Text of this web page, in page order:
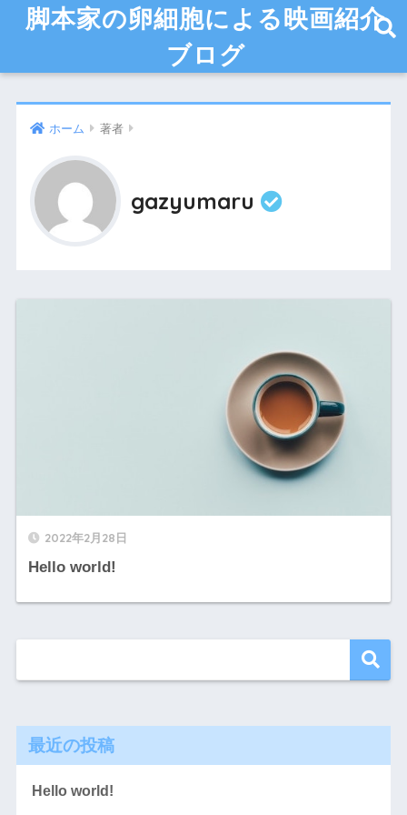
脚本家の卵細胞による映画紹介
ブログ
ホーム 著者
gazyumaru
2022年2月28日
Hello world!
最近の投稿
Hello world!